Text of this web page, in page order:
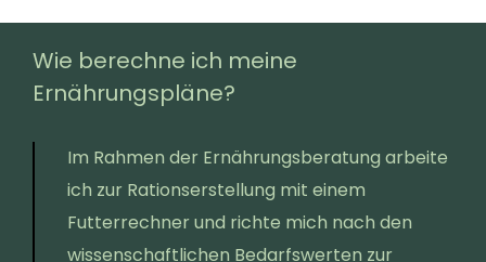
Wie berechne ich meine
Ernährungspläne?
Im Rahmen der Ernährungsberatung arbeite
ich zur Rationserstellung mit einem
Futterrechner und richte mich nach den
wissenschaftlichen Bedarfswerten zur